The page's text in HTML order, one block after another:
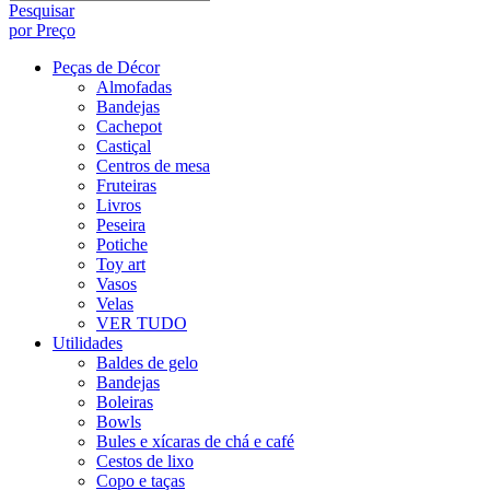
Pesquisar
por Preço
Peças de Décor
Almofadas
Bandejas
Cachepot
Castiçal
Centros de mesa
Fruteiras
Livros
Peseira
Potiche
Toy art
Vasos
Velas
VER TUDO
Utilidades
Baldes de gelo
Bandejas
Boleiras
Bowls
Bules e xícaras de chá e café
Cestos de lixo
Copo e taças